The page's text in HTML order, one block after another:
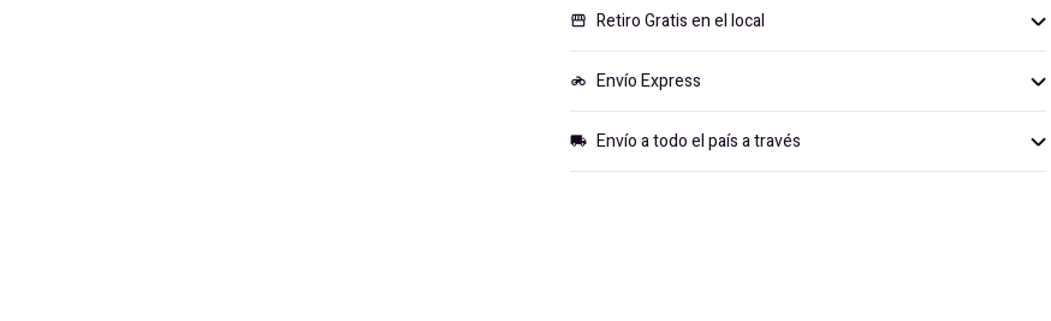
storefront Retiro Gratis en el local
motorcycle Envío Express
local_shipping Envío a todo el país a través